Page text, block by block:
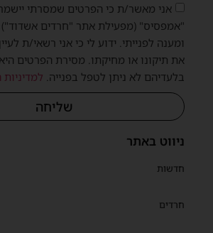
ניווט באתר
חדשות
חרדים
אני מאשר/ת כי הפרטים שמסרתי
"אמפסיס" (מפעילת אתר "חרדים אשדוד")
ומענה לפנייתי. ידוע לי כי אני רשאי/ת
את תיקונו או מחיקתו. מסירת הפרטים
בלעדיהם לא ניתן לטפל בפנייה.
שליחה